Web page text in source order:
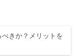
きか？メリットを